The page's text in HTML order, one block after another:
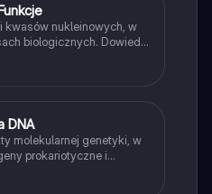
kwasów nukleinowych, w
biologicznych. Dowiedz
tRNA, rRNA) oraz
Odkryj, jak DNA
DNA
molekularnej genetyki, w
prokariotyczne i
replikacji. Dowiedz
na dziedziczenie i